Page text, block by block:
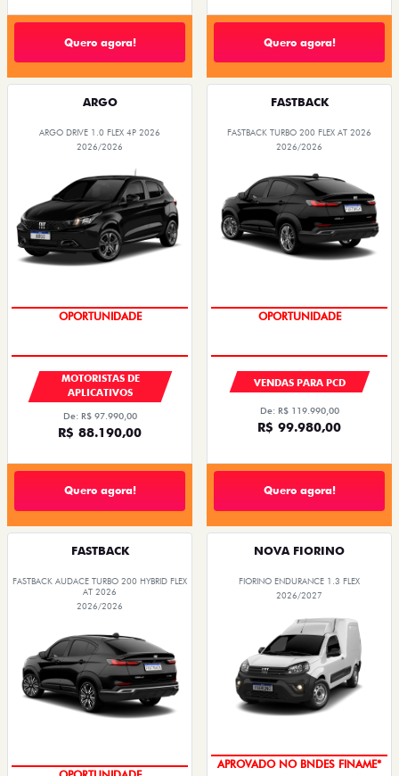
Quero agora! Quero agora!
ARGO
ARGO DRIVE 1.0 FLEX 4P 2026
2026/2026
OPORTUNIDADE
MOTORISTAS DE
APLICATIVOS
De: R$ 97.990,00
R$ 88.190,00
Quero agora!
FASTBACK
FASTBACK TURBO 200 FLEX AT 2026
2026/2026
OPORTUNIDADE
VENDAS PARA PCD
De: R$ 119.990,00
R$ 99.980,00
Quero agora!
FASTBACK
FASTBACK AUDACE TURBO 200 HYBRID FLEX
AT 2026
2026/2026
NOVA FIORINO
FIORINO ENDURANCE 1.3 FLEX
2026/2027
APROVADO NO BNDES FINAME*